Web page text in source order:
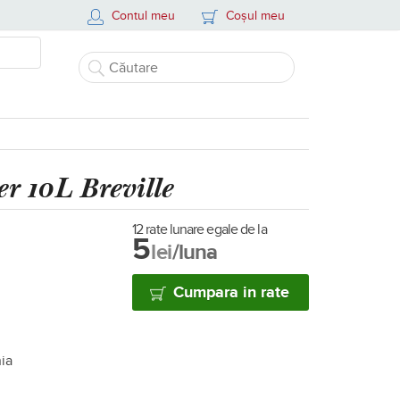
Contul meu Coșul meu
10L Breville
12 rate lunare egale de la
5lei/luna
Cumpara in rate